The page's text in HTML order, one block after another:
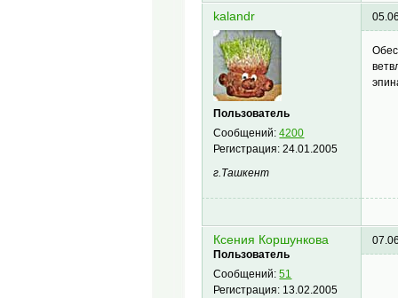
kalandr
Пользователь
Сообщений:4200
Регистрация:24.01.2005
г.Ташкент
Ксения Коршункова
Пользователь
Сообщений:51
Регистрация: 13.02.2005